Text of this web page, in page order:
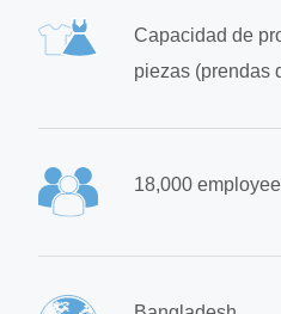
Capacidad de
piezas (prendas
18,000